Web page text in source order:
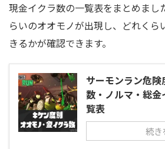
現金イクラ数の一覧表をまとめまし
らいのオオモノが出現し、どれくら
きるかが確認できます。
サーモンラン危険
数・ノルマ・総
覧表
続き